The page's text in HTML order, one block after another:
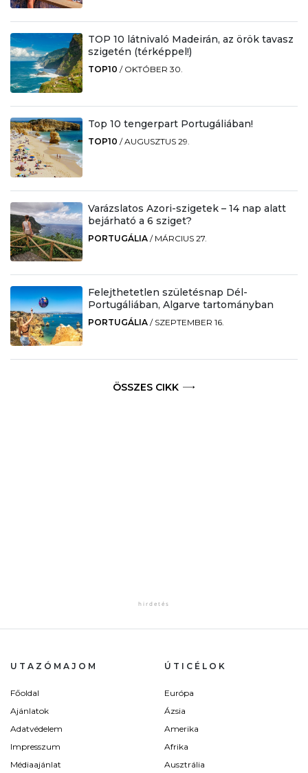
TOP 10 látnivaló Madeirán, az örök tavasz
szigetén (térképpel!)
TOP10 / OKTÓBER 30.
Top 10 tengerpart Portugáliában!
TOP10 /AUGUSZTUS 29.
Varázslatos Azori-szigetek – 14 nap alatt
bejárható a 6 sziget?
PORTUGÁLIA / MÁRCIUS 27.
Felejthetetlen születésnap Dél-
Portugáliában, Algarve tartományban
PORTUGÁLIA / SZEPTEMBER 16.
ÖSSZES CIKK
UTAZÓMAJOM
Főoldal
Ajánlatok
Adatvédelem
Impresszum
Médiaajánlat
ÚTICÉLOK
Európa
Ázsia
Amerika
Afrika
Ausztrália